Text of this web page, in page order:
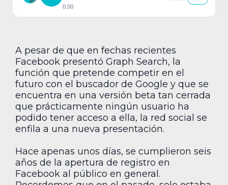
0:00
A pesar de que en fechas recientes
Facebook presentó Graph Search, la
función que pretende competir en el
futuro con el buscador de Google y que se
encuentra en una versión beta tan cerrada
que prácticamente ningún usuario ha
podido tener acceso a ella, la red social se
enfila a una nueva presentación.
Hace apenas unos días, se cumplieron seis
años de la apertura de registro en
Facebook al público en general.